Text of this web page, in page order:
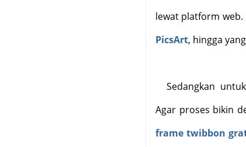
lewat platform
PicsArt, hingga
Sedangkan
Agar proses bikin
frame twibbon